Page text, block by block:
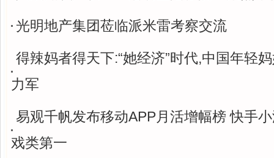
光明地产集团莅临派米雷考察交流
得辣妈者得天下:“她经济”时代,中国年轻
力军
易观千帆发布移动APP月活增幅榜 快手
戏类第一